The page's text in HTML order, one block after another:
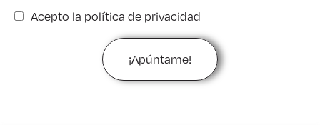
Acepto la política de privacidad